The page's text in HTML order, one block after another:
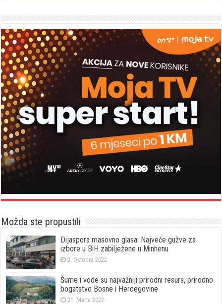
Možda ste propustili
Dijaspora masovno glasa: Najveće gužve za
izbore u BiH zabilježene u Minhenu
2. Oktobra 2022.
Šume i vode su najvažniji prirodni resurs, prirodno
bogatstvo Bosne i Hercegovine
21. Marta 2022.